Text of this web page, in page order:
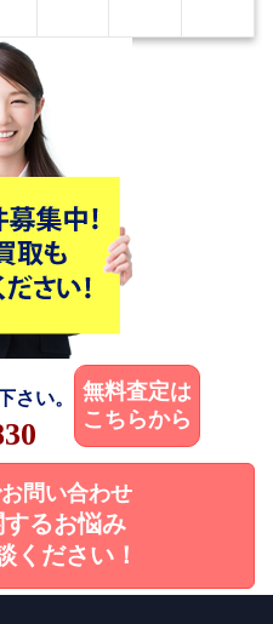
さい。
無料査定は
こちらから
問い合わせ
るお悩み
ください！